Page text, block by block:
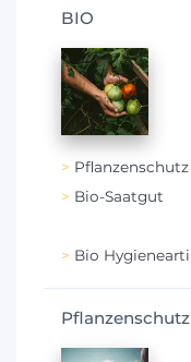
BIO
Pflanzenschutz
Bio-Saatgut
Bio
Pflanzenschutz